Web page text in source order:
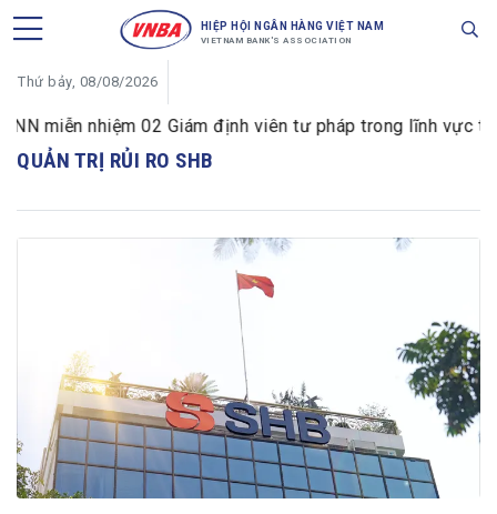
HIỆP HỘI NGÂN HÀNG VIỆT NAM
VIETNAM BANK'S ASSOCIATION
Thứ bảy, 08/08/2026
miễn nhiệm 02 Giám định viên tư pháp trong lĩnh vực tiền
QUẢN TRỊ RỦI RO SHB